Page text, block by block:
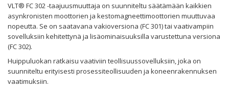
VLT® FC 302 -taajuusmuuttaja on suunniteltu säätämään kaikkien
asynkronisten moottorien ja kestomagneettimoottorien muuttuvaa
nopeutta. Se on saatavana vakioversiona (FC 301) tai vaativampiin
sovelluksiin kehitettynä ja lisäominaisuuksilla varustettuna versiona
(FC 302).
Huippuluokan ratkaisu vaativiin teollisuussovelluksiin, joka on
suunniteltu erityisesti prosessiteollisuuden ja koneenrakennuksen
vaatimuksiin.